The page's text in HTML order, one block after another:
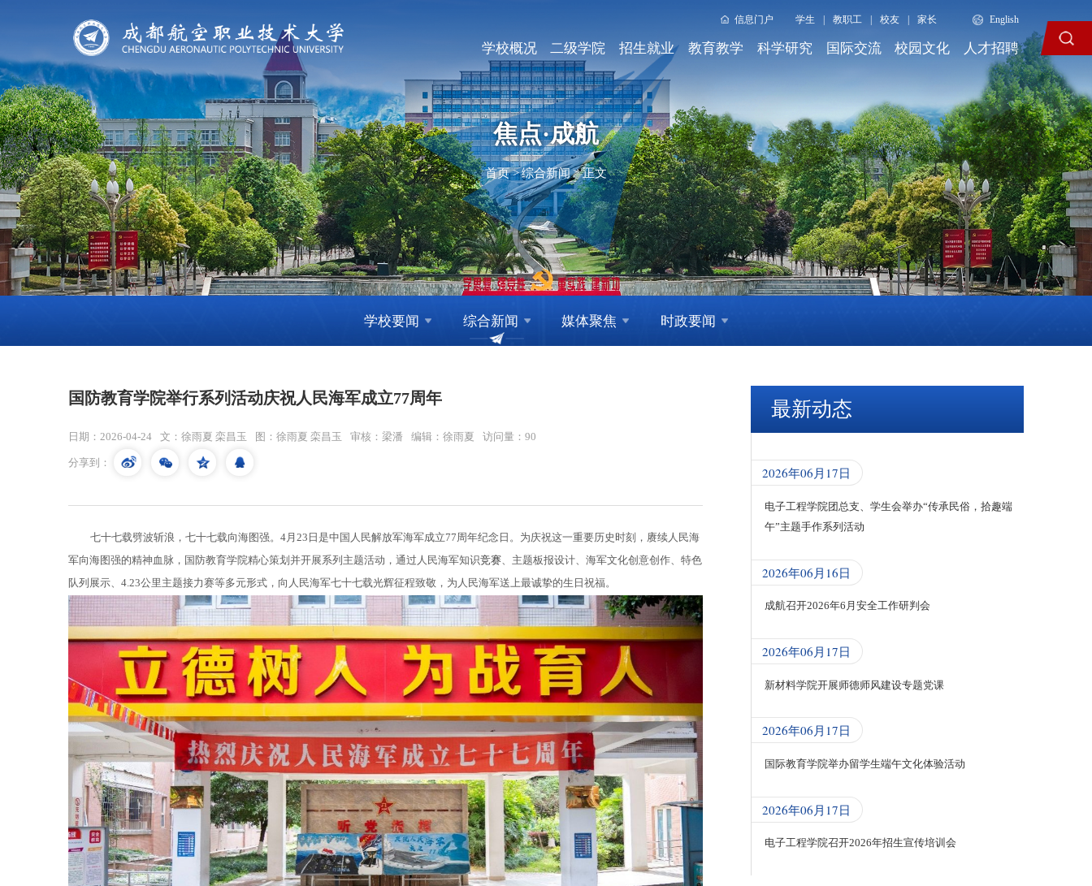
信息门户 学生 教职工 校友 家长 English
学校概况 二级学院 招生就业 教育教学 科学研究 国际交流 校园文化 人才招聘
焦点·成航
首页 > 综合新闻 > 正文
学校要闻 综合新闻 媒体聚焦 时政要闻
国防教育学院举行系列活动庆祝人民海军成立77周年
日期：2026-04-24 文：徐雨夏 栾昌玉 图：徐雨夏 栾昌玉 审核：梁潘 编辑：徐雨夏 访问量： 90
分享到：
七十七载劈波斩浪，七十七载向海图强。4月23日是中国人民解放军海军成立77周年纪念日。为庆祝这一重要历史时刻，赓续人民海
军向海图强的精神血脉，国防教育学院精心策划并开展系列主题活动，通过人民海军知识竞赛 、主题板报设计、海军文化创意创作、特色
队列展示、4.23公里主题接力赛等多元形式，向人民海军七十七载光辉征程致敬，为人民海军送上最诚挚的生日祝福。
最新动态
2026年06月17日
电子工程学院团总支、学生会举办“传承民俗，拾趣端
午”主题手作系列活动
2026年06月16日
成航召开2026年6月安全工作研判会
2026年06月17日
新材料学院开展师德师风建设专题党课
2026年06月17日
国际教育学院举办留学生端午文化体验活动
2026年06月17日
电子工程学院召开2026年招生宣传培训会